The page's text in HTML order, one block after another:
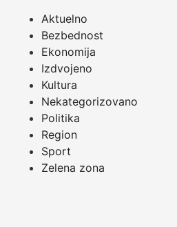
Aktuelno
Bezbednost
Ekonomija
Izdvojeno
Kultura
Nekategorizovano
Politika
Region
Sport
Zelena zona